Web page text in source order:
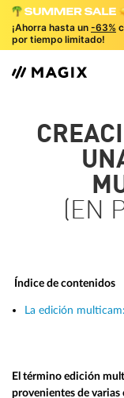
¡Ahorra hasta un -63%
por tiempo limitado!
(EN
Índice de contenidos
La edición
El término edición
provenientes de varias